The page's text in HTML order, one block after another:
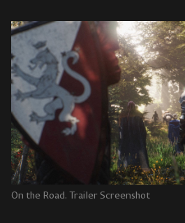
On the Road. Trailer Screenshot